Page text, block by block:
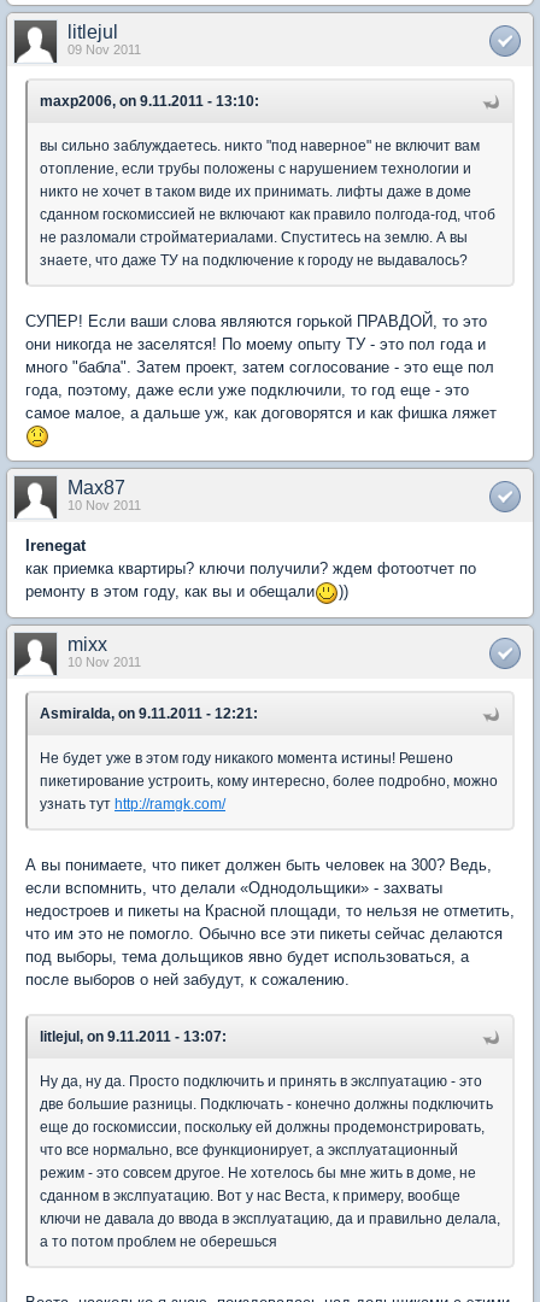
litlejul
09 Nov 2011
maxp2006, on 9.11.2011 - 13:10:
вы сильно заблуждаетесь. никто "под наверное" не включит вам
отопление, если трубы положены с нарушением технологии и
никто не хочет в таком виде их принимать. лифты даже в доме
сданном госкомиссией не включают как правило полгода-год, чтоб
не разломали стройматериалами. Спуститесь на землю. А вы
знаете, что даже ТУ на подключение к городу не выдавалось?
СУПЕР! Если ваши слова являются горькой ПРАВДОЙ, то это
они никогда не заселятся! По моему опыту ТУ - это пол года и
много "бабла". Затем проект, затем соглосование - это еще пол
года, поэтому, даже если уже подключили, то год еще - это
самое малое, а дальше уж, как договорятся и как фишка ляжет
Max87
10 Nov 2011
Irenegat
как приемка квартиры? ключи получили? ждем фотоотчет по
ремонту в этом году, как вы и обещали
))
mixx
10 Nov 2011
Asmiralda, on 9.11.2011 - 12:21:
Не будет уже в этом году никакого момента истины! Решено
пикетирование устроить, кому интересно, более подробно, можно
узнать тут http://ramgk.com/
А вы понимаете, что пикет должен быть человек на 300? Ведь,
если вспомнить, что делали «Однодольщики» - захваты
недостроев и пикеты на Красной площади, то нельзя не отметить,
что им это не помогло. Обычно все эти пикеты сейчас делаются
под выборы, тема дольщиков явно будет использоваться, а
после выборов о ней забудут, к сожалению.
litlejul, on 9.11.2011 - 13:07:
Ну да, ну да. Просто подключить и принять в экслпуатацию - это
две большие разницы. Подключать - конечно должны подключить
еще до госкомиссии, поскольку ей должны продемонстрировать,
что все нормально, все функционирует, а эксплуатационный
режим - это совсем другое. Не хотелось бы мне жить в доме, не
сданном в экслпуатацию. Вот у нас Веста, к примеру, вообще
ключи не давала до ввода в эксплуатацию, да и правильно делала,
а то потом проблем не оберешься